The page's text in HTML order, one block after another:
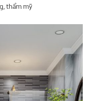
thẩm mỹ